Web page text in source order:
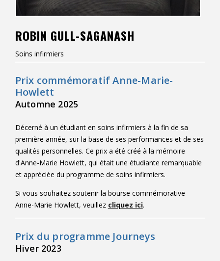
ROBIN GULL-SAGANASH
Soins infirmiers
Prix commémoratif Anne-Marie-
Howlett
Automne 2025
Décerné à un étudiant en soins infirmiers à la fin de sa
première année, sur la base de ses performances et de ses
qualités personnelles. Ce prix a été créé à la mémoire
d'Anne-Marie Howlett, qui était une étudiante remarquable
et appréciée du programme de soins infirmiers.
Si vous souhaitez soutenir la bourse commémorative
Anne-Marie Howlett, veuillez cliquez ici.
Prix du programme Journeys
Hiver 2023